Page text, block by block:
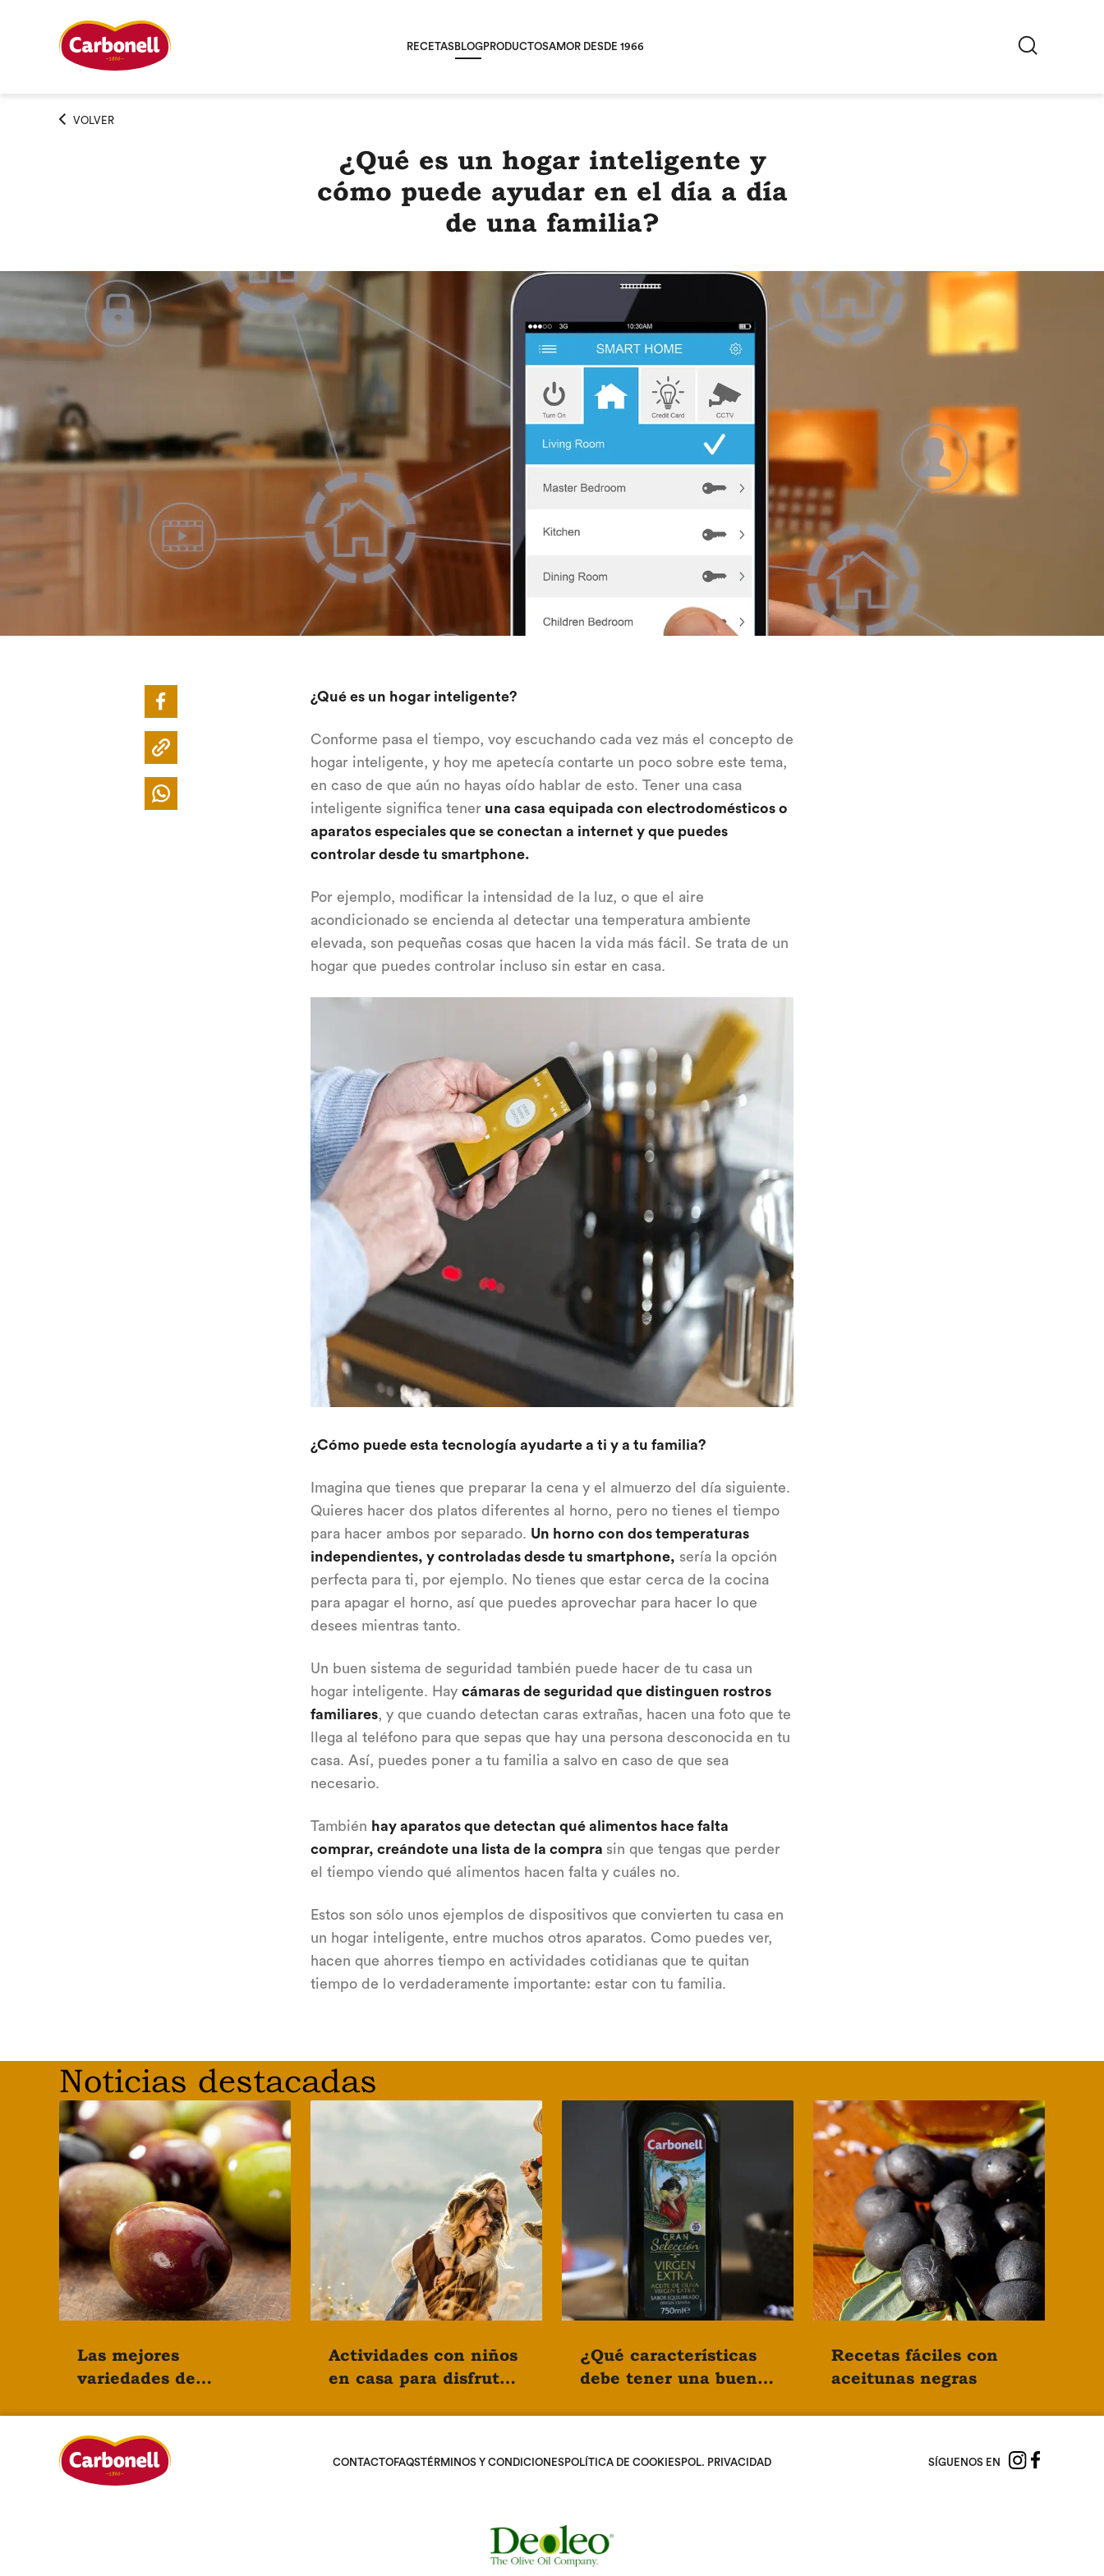
RECETASBLOGPRODUCTOSAMOR DESDE 1966
VOLVER
¿Qué es un hogar inteligente y
cómo puede ayudar en el día a día
de una familia?
¿Qué es un hogar inteligente?
Conforme pasa el tiempo, voy escuchando cada vez más el concepto de
hogar inteligente, y hoy me apetecía contarte un poco sobre este tema,
en caso de que aún no hayas oído hablar de esto. Tener una casa
inteligente significa tener una casa equipada con electrodomésticos o
aparatos especiales que se conectan a internet y que puedes
controlar desde tu smartphone.
Por ejemplo, modificar la intensidad de la luz, o que el aire
acondicionado se encienda al detectar una temperatura ambiente
elevada, son pequeñas cosas que hacen la vida más fácil. Se trata de un
hogar que puedes controlar incluso sin estar en casa.
¿Cómo puede esta tecnología ayudarte a ti y a tu familia?
Imagina que tienes que preparar la cena y el almuerzo del día siguiente.
Quieres hacer dos platos diferentes al horno, pero no tienes el tiempo
para hacer ambos por separado. Un horno con dos temperaturas
independientes, y controladas desde tu smartphone, sería la opción
perfecta para ti, por ejemplo. No tienes que estar cerca de la cocina
para apagar el horno, así que puedes aprovechar para hacer lo que
desees mientras tanto.
Un buen sistema de seguridad también puede hacer de tu casa un
hogar inteligente. Hay cámaras de seguridad que distinguen rostros
familiares, y que cuando detectan caras extrañas, hacen una foto que te
llega al teléfono para que sepas que hay una persona desconocida en tu
casa. Así, puedes poner a tu familia a salvo en caso de que sea
necesario.
También hay aparatos que detectan qué alimentos hace falta
comprar, creándote una lista de la compra sin que tengas que perder
el tiempo viendo qué alimentos hacen falta y cuáles no.
Estos son sólo unos ejemplos de dispositivos que convierten tu casa en
un hogar inteligente, entre muchos otros aparatos. Como puedes ver,
hacen que ahorres tiempo en actividades cotidianas que te quitan
tiempo de lo verdaderamente importante: estar con tu familia.
Noticias destacadas
Las mejores
variedades de
Actividades con niños
en casa para disfrutar
¿Qué características
debe tener una buena
Recetas fáciles con
aceitunas negras
CONTACTOFAQSTÉRMINOS Y CONDICIONESPOLÍTICA DE COOKIESPOL. PRIVACIDAD SÍGUENOS EN